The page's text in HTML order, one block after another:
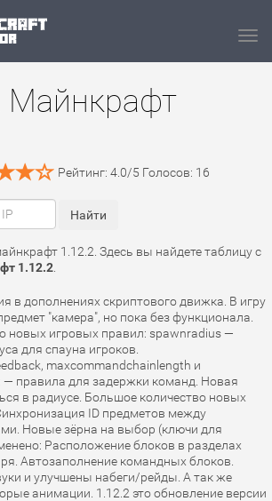
Майнкрафт
Рейтинг: 4.0/5 Голосов: 16
1.12.2. Здесь вы найдете таблицу с
1.12.2
в дополнениях скриптового движка. В игру
"камера", но пока без функционала.
новых игровых правил: spawnradius —
для спауна игроков.
maxcommandchainlength и
правила для задержки команд. Новая
в радиусе. Большое количество новых
ID предметов между
Новые зёрна на выбор (ключи для
Расположение блоков в разделах
Автозаполнение командных блоков.
и улучшены набеги/рейды. А так же
анимации. 1.12.2 это обновление версии